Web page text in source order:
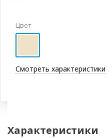
Цвет
Смотреть характеристики
Характеристики